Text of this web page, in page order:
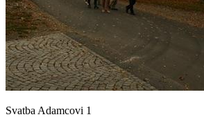
Svatba Adamcovi 1